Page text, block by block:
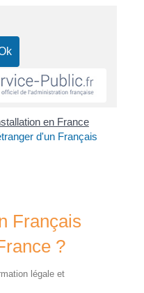
en France
d'un Français
Français
?
légale et